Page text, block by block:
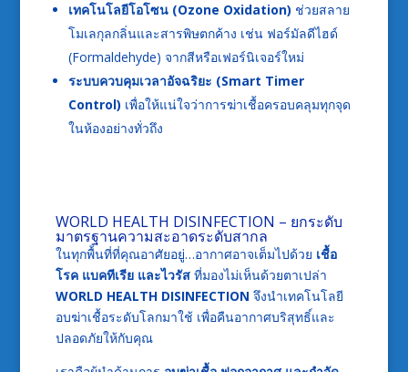
เทคโนโลยีโอโซน (Ozone Oxidation) ช่วยสลาย
โมเลกุลกลิ่นและสารพิษตกค้าง เช่น ฟอร์มัลดีไฮด์
(Formaldehyde) จากสีหรือเฟอร์นิเจอร์ใหม่
ระบบควบคุมเวลาอัจฉริยะ (Smart Timer
Control) เพื่อให้แน่ใจว่าการฆ่าเชื้อครอบคลุมทุกจุด
ในห้องอย่างทั่วถึง
WORLD HEALTH DISINFECTION – ยกระดับ
มาตรฐานความสะอาดระดับสากล
ในทุกพื้นที่ที่คุณอาศัยอยู่…อากาศอาจเต็มไปด้วย เชื้อ
โรค แบคทีเรีย และไวรัสที่มองไม่เห็นด้วยตาเปล่า
WORLD HEALTH DISINFECTION จึงนำเทคโนโลยี
อบฆ่าเชื้อระดับโลกมาใช้ เพื่อคืนอากาศบริสุทธิ์และ
ปลอดภัยให้กับคุณ